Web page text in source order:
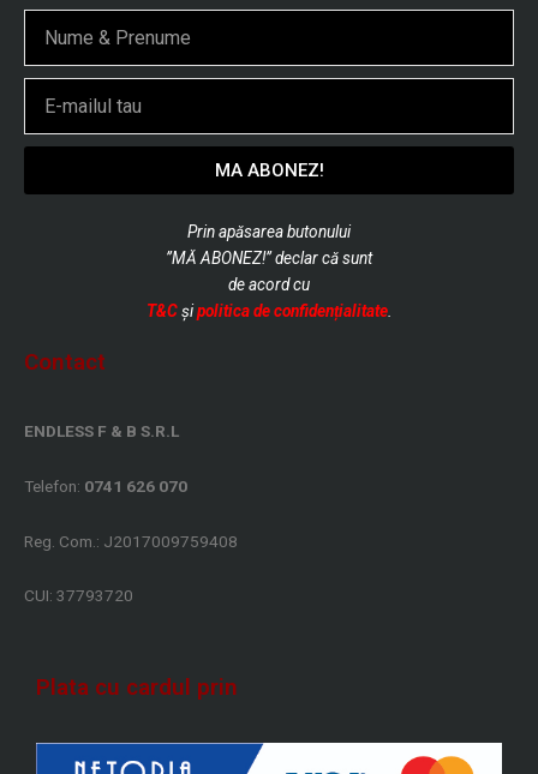
MA ABONEZ!
Prin apăsarea butonului
”MĂ ABONEZ!” declar că sunt
deacord cu
T&C și politica de confidențialitate.
Contact
ENDLESS F & B S.R.L
Telefon: 0741 626 070
Reg. Com.: J2017009759408
CUI: 37793720
Plata cu cardul prin